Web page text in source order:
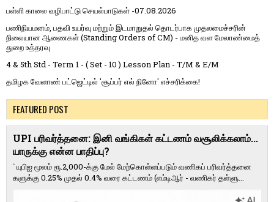
பள்ளி காலை வழிபாட்டு செயல்பாடுகள் -07.08.2026
பணிநியமனம், பதவி உயர்வு மற்றும் இடமாறுதல் தொடர்பாக முதலமைச்சரின்
நிலையான ஆணைகள் (Standing Orders of CM) - மனித வள மேலாண்மைத்
துறை உத்தரவு
4 & 5th Std - Term 1 - ( Set - 10 ) Lesson Plan - T/M & E/M
தமிழக வேளாண் பட்ஜெட்டில் 'சூப்பர் எல் நினோ' எச்சரிக்கை!
FEATURED POST
UPI பரிவர்த்தனை: இனி வங்கிகள் கட்டணம் வசூலிக்கலாம்...
யாருக்கு என்ன பாதிப்பு?
` யுபிஐ மூலம் ரூ.2,000-க்கு மேல் மேற்​கொள்​ளப்​படும் வணி​கப் பரிவர்த்​தனை​
களுக்கு 0.25% முதல் 0.4% வரை கட்​ட​ணம் (எம்​டிஆர் - வணி​கர் தள்​ளு...